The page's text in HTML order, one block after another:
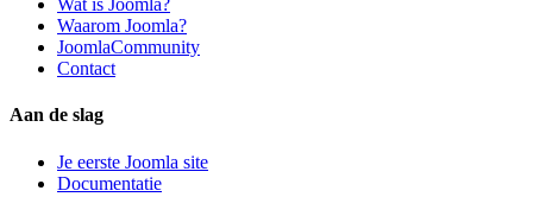
Wat is Joomla?
Waarom Joomla?
JoomlaCommunity
Contact
Aan de slag
Je eerste Joomla site
Documentatie